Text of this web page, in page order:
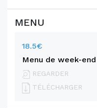
MENU
18.5€
Menu de week-end
REGARDER
TÉLÉCHARGER